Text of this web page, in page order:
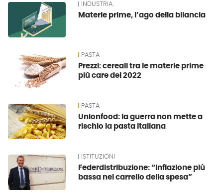
INDUSTRIA
Materie prime, l’ago della bilancia
PASTA
Prezzi: cereali tra le materie prime
più care del 2022
PASTA
Unionfood: la guerra non mette a
rischio la pasta italiana
ISTITUZIONI
Federdistribuzione: “Inflazione più
bassa nel carrello della spesa”